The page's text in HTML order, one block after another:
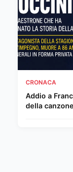
CRONACA
Addio a
della